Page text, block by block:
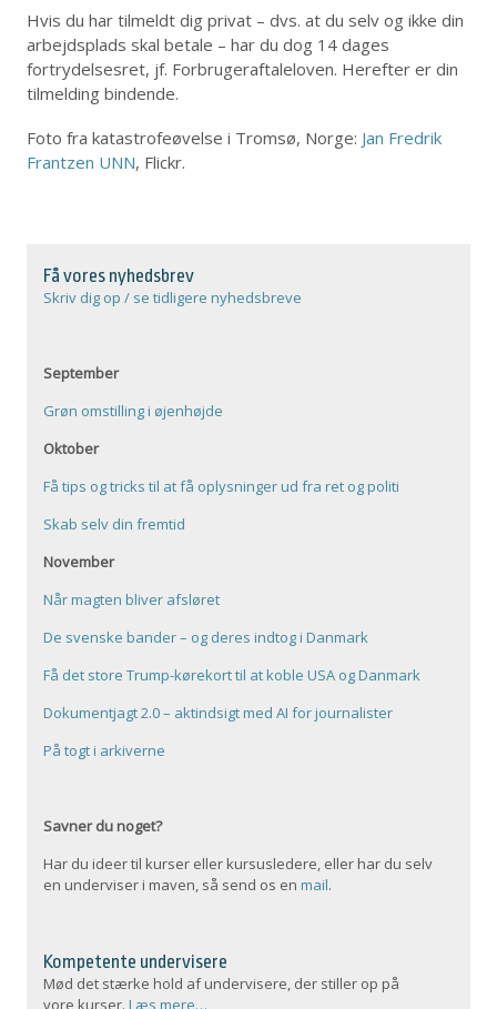
Hvis du har tilmeldt dig privat – dvs. at du selv og ikke din
arbejdsplads skal betale – har du dog 14 dages
fortrydelsesret, jf. Forbrugeraftaleloven. Herefter er din
tilmelding bindende.
Foto fra katastrofeøvelse i Tromsø, Norge: Jan Fredrik
Frantzen UNN, Flickr.
Få vores nyhedsbrev
Skriv dig op / se tidligere nyhedsbreve
September
Grøn omstilling i øjenhøjde
Oktober
Få tips og tricks til at få oplysninger ud fra ret og politi
Skab selv din fremtid
November
Når magten bliver afsløret
De svenske bander – og deres indtog i Danmark
Få det store Trump-kørekort til at koble USA og Danmark
Dokumentjagt 2.0 – aktindsigt med AI for journalister
På togt i arkiverne
Savner du noget?
Har du ideer til kurser eller kursusledere, eller har du selv
en underviser i maven, så send os enmail.
Kompetente undervisere
Mød det stærke hold af undervisere, der stiller op på